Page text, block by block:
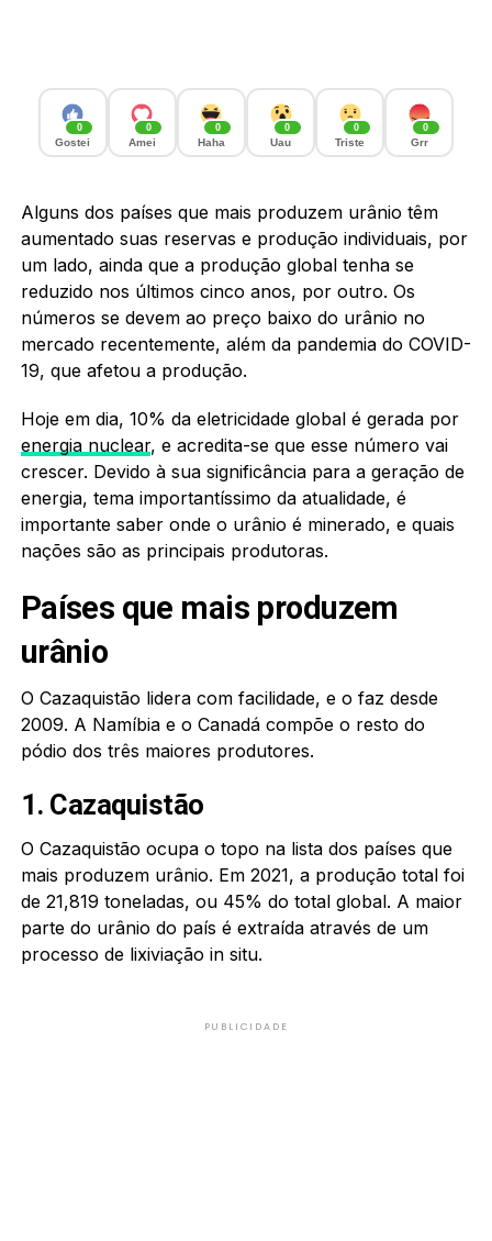
0
Gostei
0
Amei
0
Haha
0
Uau
0
Triste
0
Grr
Alguns dos países que mais produzem urânio têm
aumentado suas reservas e produção individuais, por
um lado, ainda que a produção global tenha se
reduzido nos últimos cinco anos, por outro. Os
números se devem ao preço baixo do urânio no
mercado recentemente, além da pandemia do COVID-
19, que afetou a produção.
Hoje em dia, 10% da eletricidade global é gerada por
energia nuclear, e acredita-se que esse número vai
crescer. Devido à sua significância para a geração de
energia, tema importantíssimo da atualidade, é
importante saber onde o urânio é minerado, e quais
nações são as principais produtoras.
Países que mais produzem
urânio
O Cazaquistão lidera com facilidade, e o faz desde
2009. A Namíbia e o Canadá compõe o resto do
pódio dos três maiores produtores.
1. Cazaquistão
O Cazaquistão ocupa o topo na lista dos países que
mais produzem urânio. Em 2021, a produção total foi
de 21,819 toneladas, ou 45% do total global. A maior
parte do urânio do país é extraída através de um
processo de lixiviação in situ.
PUBLICIDADE